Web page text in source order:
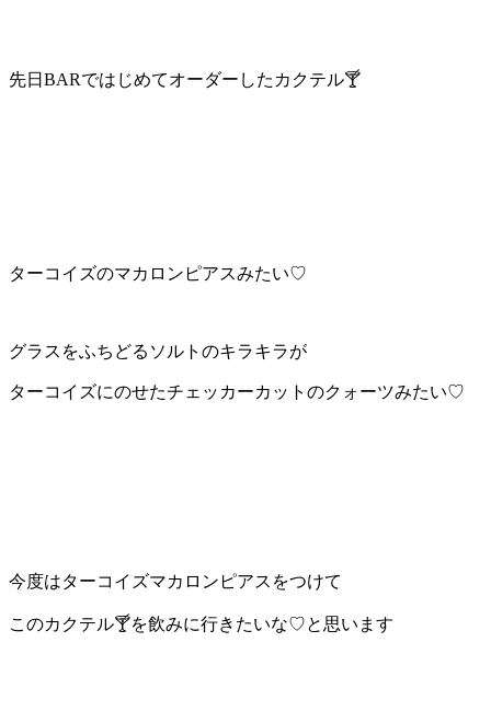
先日BARではじめてオーダーしたカクテル🍸
ターコイズのマカロンピアスみたい♡
グラスをふちどるソルトのキラキラが
ターコイズにのせたチェッカーカットのクォーツみたい♡
今度はターコイズマカロンピアスをつけて
このカクテル🍸を飲みに行きたいな♡と思います